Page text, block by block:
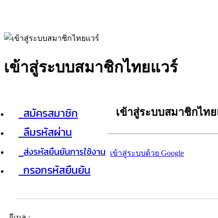
เข้าสู่ระบบสมาชิกไทยแวร์
สมัครสมาชิก
ลืมรหัสผ่าน
ส่งรหัสยืนยันการใช้งาน
กรอกรหัสยืนยัน
เข้าสู่ระบบสมาชิกไท
เข้าสู่ระบบด้วย Google